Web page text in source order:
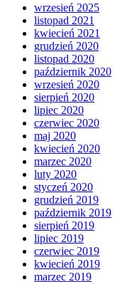
wrzesień 2025
listopad 2021
kwiecień 2021
grudzień 2020
listopad 2020
październik 2020
wrzesień 2020
sierpień 2020
lipiec 2020
czerwiec 2020
maj 2020
kwiecień 2020
marzec 2020
luty 2020
styczeń 2020
grudzień 2019
październik 2019
sierpień 2019
lipiec 2019
czerwiec 2019
kwiecień 2019
marzec 2019